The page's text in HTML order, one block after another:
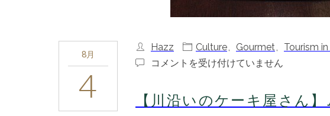
8月
4
Hazz Culture, Gourmet,
Tourism
【川
の
コメントを受け付けていません
【川沿いのケーキ屋さん